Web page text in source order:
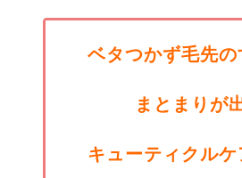
ベタつかず毛先の
まとまりが
キューティクル